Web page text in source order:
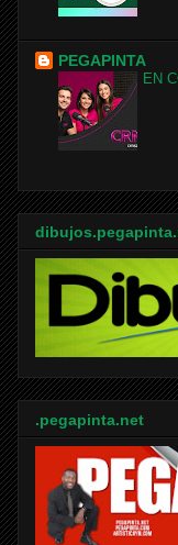
PEGAPINTA
EN
.pegapinta.net